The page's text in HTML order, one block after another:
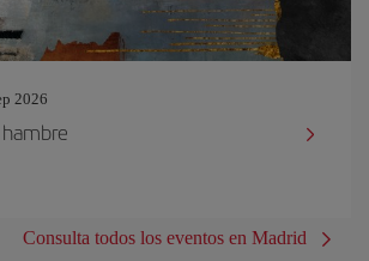
2026
Consulta todos los eventos en Madrid